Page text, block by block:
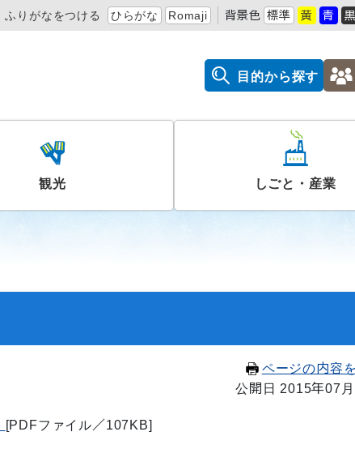
ふりがなをつける ひらがな Romaji 背景色 標準 黄 青
目的から探す
観光 しごと・産業
ページの内容
公開日 2015年07
[PDFファイル／107KB]